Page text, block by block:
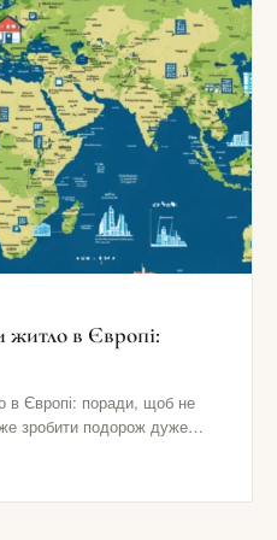
житло в Європі:
в Європі: поради, щоб не
зробити подорож дуже